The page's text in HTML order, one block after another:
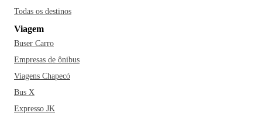
Todas os destinos
Viagem
Buser Carro
Empresas de ônibus
Viagens Chapecó
Bus X
Expresso JK